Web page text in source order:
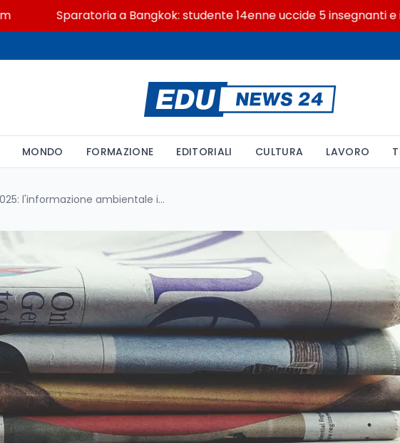
Sparatoria a Bangkok: studente 14enne uccide 5 insegnanti e i nonni
MONDO FORMAZIONE EDITORIALI CULTURA LAVORO
Eco Media 2025: l'informazione ambientale italiana fotografata in 9 temi